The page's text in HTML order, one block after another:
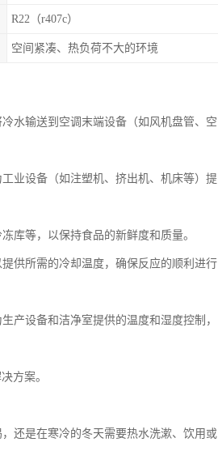
R22（r407c）
空间紧凑、热负荷不大的环境
水输送到空调末端设备（如风机盘管、空
业设备（如注塑机、挤出机、机床等）提
库等，以保持食品的新鲜度和质量。
供所需的冷却温度，确保反应的顺利进行
产设备和洁净室提供的温度和湿度控制，
方案。
还是在寒冷的冬天需要热水洗漱、饮用或